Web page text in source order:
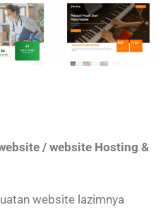
/ website Hosting &
website lazimnya